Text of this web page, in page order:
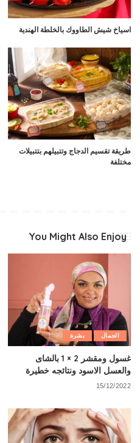
اسياخ شيش الطاووك بالخلطة الهندية
طريقة تقسيم الدجاج وتتبيلهم بتتبيلات
مختلفة
You Might Also Enjoy
الجمال بشرة
غسول ومقشر 2 × 1 بالشاى
والعسل الاسود ونتائجه خطيرة
15/12/2022